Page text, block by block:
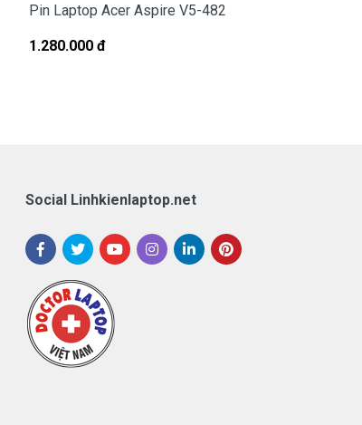
Pin Laptop Acer Aspire V5-482
1.280.000 đ
Social Linhkienlaptop.net